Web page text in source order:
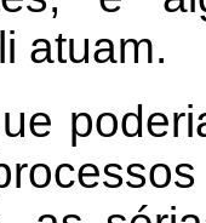
atuam.